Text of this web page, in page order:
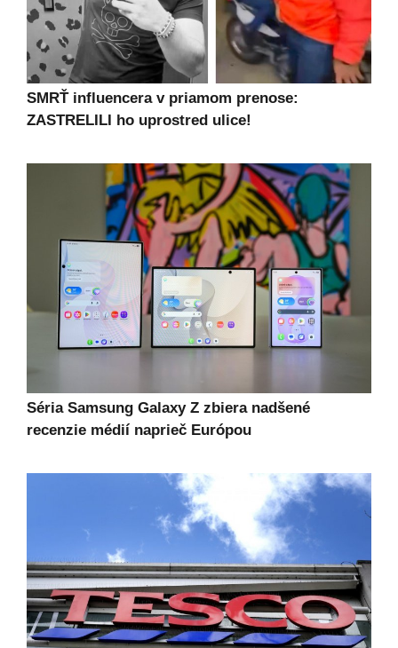
SMRŤ influencera v priamom prenose:
ZASTRELILI ho uprostred ulice!
Séria Samsung Galaxy Z zbiera nadšené
recenzie médií naprieč Európou